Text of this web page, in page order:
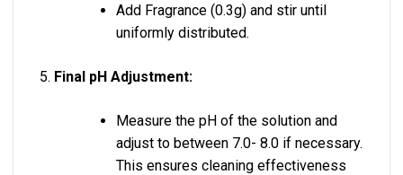
Add Fragrance (0.3g) and stir until
uniformly distributed.
Final pH Adjustment:
Measure the pH of the solution and
adjust to between 7.0- 8.0 if necessary.
This ensures cleaning effectiveness